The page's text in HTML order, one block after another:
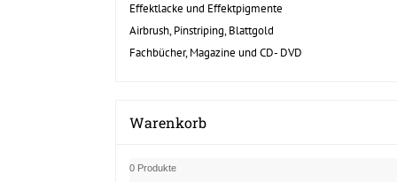
Effektlacke und Effektpigmente
Airbrush, Pinstriping, Blattgold
Fachbücher, Magazine und CD- DVD
Warenkorb
0 Produkte